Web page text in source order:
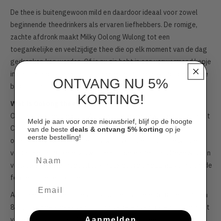
De thee is buitengewoon mild en daardoor ideaal voor zowel
beginnende theedrinkers als ervaren liefhebbers. De romige,
zachte afdronk maakt Milky Oolong Wulong tot een
toegankelijke en veelzijdige thee die op elk moment van de dag
gedronken kan worden. Of je nu zin hebt in een verwarmend kopje
in de ochtend of een ontspannen moment in de avond, deze thee
biedt altijd een unieke beleving.
Wat is Oolong thee?
Oolong, ook gespeld als Wu Long, betekent ‘zwarte draak’ in het
Chinees. Oolong is een halfgeoxideerde theesoort die zijn
oorsprong vindt in China en Taiwan. Voor de productie worden
voornamelijk grotere, volwassen bladeren geplukt. Deze worden
verwelkt, gerold, gedeeltelijk geoxideerd en daarna verhit om de
fermentatie te stoppen.
Afhankelijk van de mate van oxidatie – variërend tussen 10% en
80% – kan de smaak van Oolong variëren van fris en bloemig tot
ONTVANG NU 5%
KORTING!
Meld je aan voor onze nieuwsbrief, blijf op de hoogte
van de beste deals & ontvang 5% korting op je
eerste bestelling!